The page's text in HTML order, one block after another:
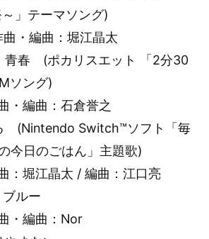
」テーマソング)
・編曲：堀江晶太
青春 (ポカリスエット 「2分30
ソング)
・編曲：石倉誉之
(Nintendo Switch™ソフト「毎
今日のごはん」主題歌)
：堀江晶太 / 編曲：江口亮
ルー
・編曲：Nor